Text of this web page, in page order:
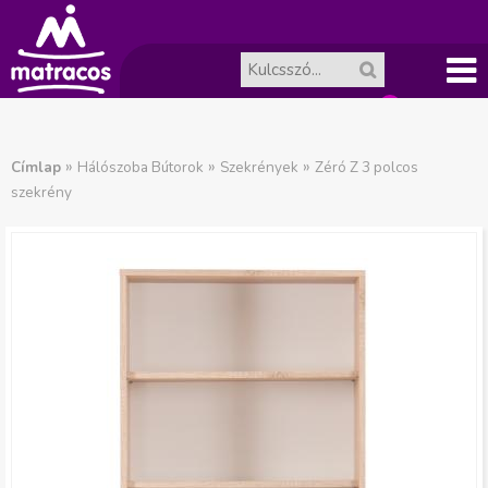
J
e
Címlap » Hálószoba Bútorok » Szekrények » Zéró Z 3 polcos
szekrény